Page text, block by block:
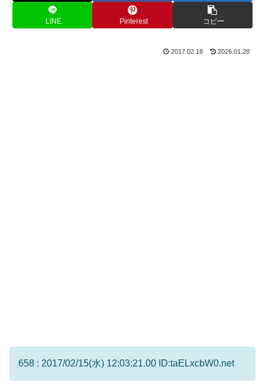
LINE Pinterest コピー
2017.02.18 2026.01.28
658 : 2017/02/15(水) 12:03:21.00 ID:taELxcbW0.net